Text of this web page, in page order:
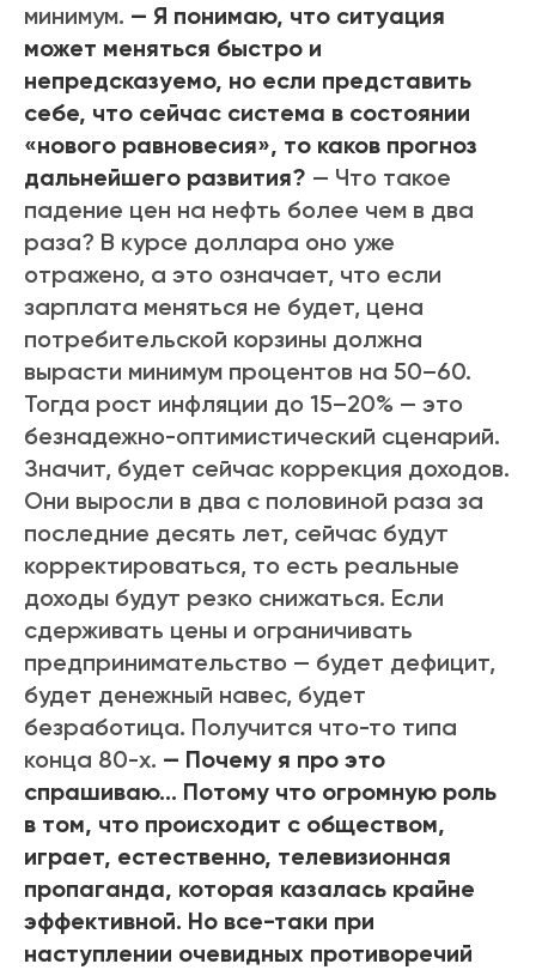
минимум. — Я понимаю, что ситуация
может меняться быстро и
непредсказуемо, но если представить
себе, что сейчас система в состоянии
«нового равновесия», то каков прогноз
дальнейшего развития? — Что такое
падение цен на нефть более чем в два
раза? В курсе доллара оно уже
отражено, а это означает, что если
зарплата меняться не будет, цена
потребительской корзины должна
вырасти минимум процентов на 50–60.
Тогда рост инфляции до 15–20% — это
безнадежно-оптимистический сценарий.
Значит, будет сейчас коррекция доходов.
Они выросли в два с половиной раза за
последние десять лет, сейчас будут
корректироваться, то есть реальные
доходы будут резко снижаться. Если
сдерживать цены и ограничивать
предпринимательство — будет дефицит,
будет денежный навес, будет
безработица. Получится что-то типа
конца 80-х. — Почему я про это
спрашиваю… Потому что огромную роль
в том, что происходит с обществом,
играет, естественно, телевизионная
пропаганда, которая казалась крайне
эффективной. Но все-таки при
наступлении очевидных противоречий